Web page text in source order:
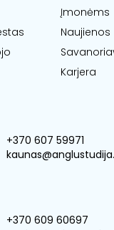
Įmonėms
Naujienos
Karjera
+370 607 59971
+370 609 60697